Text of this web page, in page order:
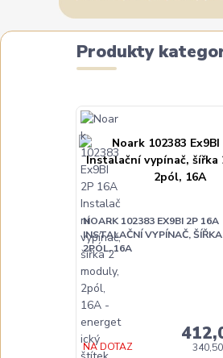
Produkty
NOARK 102383 EX9BI 2P 16A
INSTALAČNÍ VYPÍNAČ,
2PÓL, 16A
NA DOTAZ